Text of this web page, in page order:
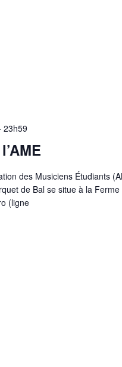
23h59
des Musiciens Étudiants
de Bal se situe à la
(ligne